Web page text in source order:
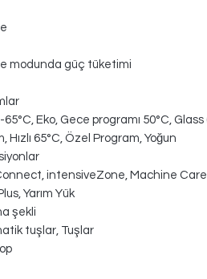
modunda güç tüketimi
Eko, Gece programı 50°C, Glass
Hızlı 65°C, Özel Program, Yoğun
intensiveZone, Machine Care
Yarım Yük
şekli
tuşlar, Tuşlar